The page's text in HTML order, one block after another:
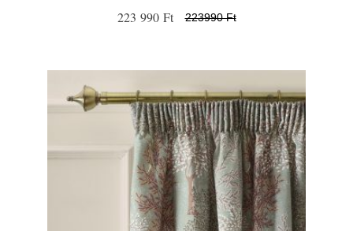
223 990 Ft 223990 Ft